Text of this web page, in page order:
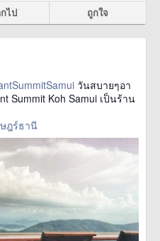
ไป ถูกใจ
วันสบายๆอา
Summit Koh Samui เป็นร้าน
ฎร์ธานี